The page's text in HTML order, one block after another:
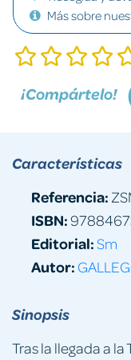
Más sobre
¡Compártelo!
Sinopsis
Tras la llegada a
Características
Referencia:
ISBN:
Editorial:Sm
Autor: